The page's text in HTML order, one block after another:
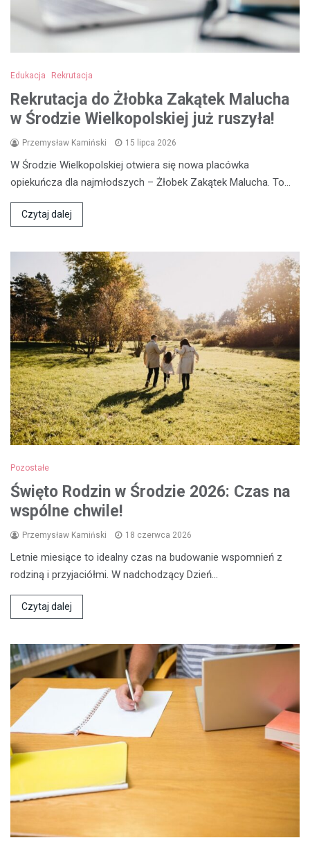
Edukacja Rekrutacja
Rekrutacja do Żłobka Zakątek Malucha
w Środzie Wielkopolskiej już ruszyła!
Przemysław Kamiński 15 lipca 2026
W Środzie Wielkopolskiej otwiera się nowa placówka
opiekuńcza dla najmłodszych – Żłobek Zakątek Malucha. To…
Czytaj dalej
Pozostałe
Święto Rodzin w Środzie 2026: Czas na
wspólne chwile!
Przemysław Kamiński 18 czerwca 2026
Letnie miesiące to idealny czas na budowanie wspomnień z
rodziną i przyjaciółmi. W nadchodzący Dzień…
Czytaj dalej